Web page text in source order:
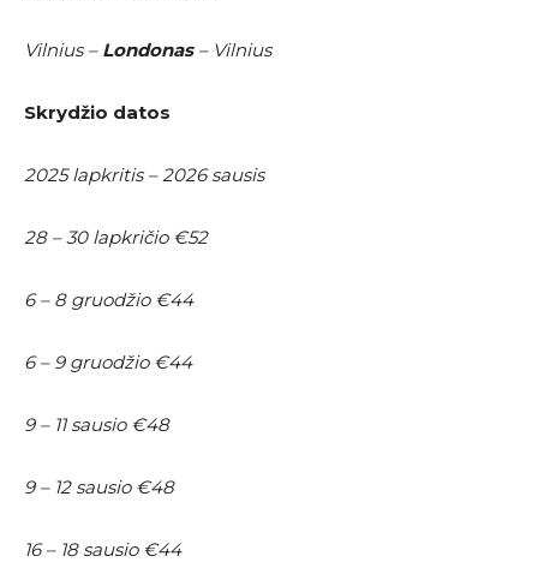
Vilnius – Londonas – Vilnius
Skrydžio datos
2025 lapkritis – 2026 sausis
28 – 30 lapkričio €52
6 – 8 gruodžio €44
6 – 9 gruodžio €44
9 – 11 sausio €48
9 – 12 sausio €48
16 – 18 sausio €44